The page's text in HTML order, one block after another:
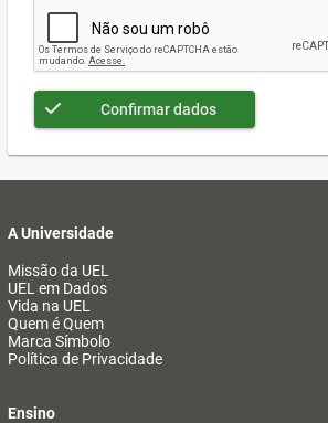
Confirmar dados
A Universidade
Missão da UEL
UEL em Dados
Vida na UEL
Quem é Quem
Marca Símbolo
Política de Privacidade
Ensino